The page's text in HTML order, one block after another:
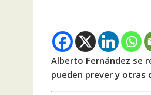
Alberto Fernández se
pueden prever y otras